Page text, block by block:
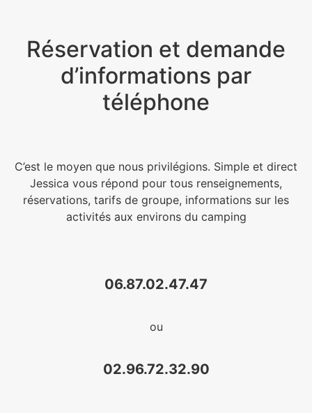
Réservation et demande
d’informations par
téléphone
C’est le moyen que nous privilégions. Simple et direct
Jessica vous répond pour tous renseignements,
réservations, tarifs de groupe, informations sur les
activités aux environs du camping
02.96.72.32.90
ou
06.87.02.47.47